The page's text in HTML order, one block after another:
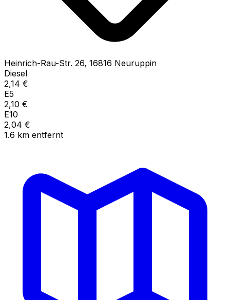
Heinrich-Rau-Str. 26, 16816 Neuruppin
Diesel
2,14 €
E5
2,10 €
E10
2,04 €
1.6 km entfernt